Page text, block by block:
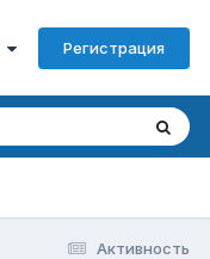
Регистрация
Активность